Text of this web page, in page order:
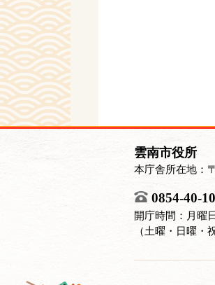
雲南市役所
本庁舎所在地：
0854-40-
開庁時間：月曜
（土曜・日曜・